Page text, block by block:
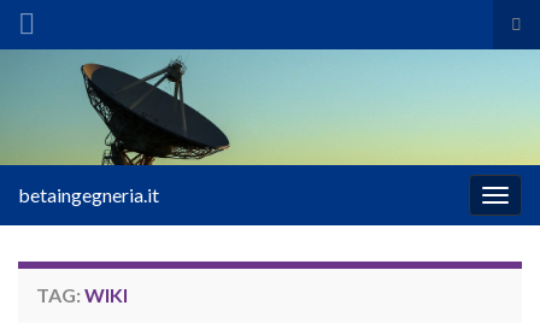
il
Search for:
la
betaingegneria.it
TAG: WIKI